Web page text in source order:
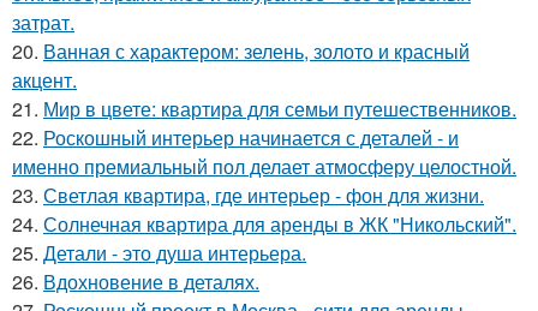
затрат.
20. Ванная с характером: зелень, золото и красный
акцент.
21. Мир в цвете: квартира для семьи путешественников.
22. Роскошный интерьер начинается с деталей - и
именно премиальный пол делает атмосферу целостной.
23. Светлая квартира, где интерьер - фон для жизни.
24. Солнечная квартира для аренды в ЖК "Никольский".
25. Детали - это душа интерьера.
26. Вдохновение в деталях.